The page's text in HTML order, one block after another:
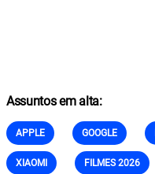
Assuntos em alta:
APPLE GOOGLE
XIAOMI FILMES 2026